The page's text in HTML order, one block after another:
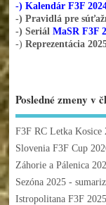
-) Kalendár F3F
-) Pravidlá pre
-) Seriál MaSR F3F
-) Reprezentácia
Posledné zmeny v
F3F RC Letka Kosice
Slovenia F3F Cup
Záhorie a Pálenica
Sezóna 2025 -
Istropolitana F3F 2025